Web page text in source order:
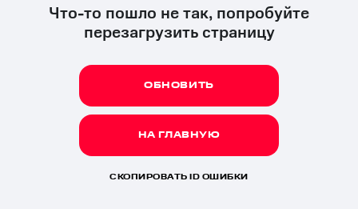
Что-то пошло не так, попробуйте
перезагрузить страницу
ОБНОВИТЬ
НА ГЛАВНУЮ
СКОПИРОВАТЬ ID ОШИБКИ